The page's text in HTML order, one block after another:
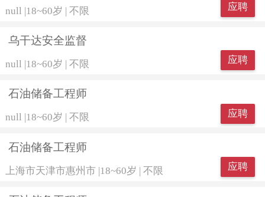
null |18~60岁 | 不限 应聘
乌干达安全监督
null |18~60岁 | 不限 应聘
石油储备工程师
null 18~60岁 不限 应聘
石油储备工程师
上海市天津市惠州市 |18~60岁 | 不限 应聘